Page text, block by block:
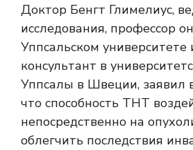
Доктор Бенгт Глимелиус,
исследования, профессор
Уппсальском
консультант в
Уппсалы в Швеции, заявил
что способность ТНТ
непосредственно на
облегчить последствия